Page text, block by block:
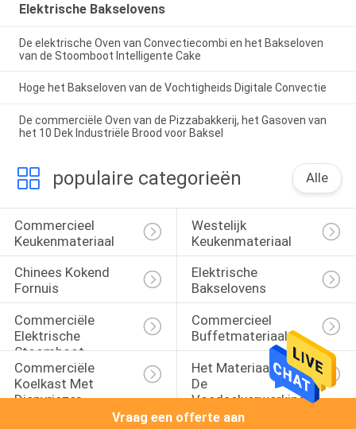
Elektrische Bakselovens
De elektrische Oven van Convectiecombi en het Bakseloven
van de Stoomboot Intelligente Cake
Hoge het Bakseloven van de Vochtigheids Digitale Convectie
De commerciële Oven van de Pizzabakkerij, het Gasoven van
het 10 Dek Industriële Brood voor Baksel
populaire categorieën Alle
Commercieel
Keukenmateriaal
Westelijk
Keukenmateriaal
Chinees Kokend
Fornuis
Elektrische
Bakselovens
Commerciële
Elektrische
Stoomboot
Commercieel
Buffetmateriaal
Commerciële
Koelkast Met
Diepvriezer
Het Materiaal Van
De
Voedselverwerking
Vraag een offerte aan